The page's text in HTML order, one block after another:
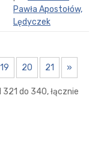
Pawła Apostołów,
Lędyczek
19 20 21 »
do 340, łącznie